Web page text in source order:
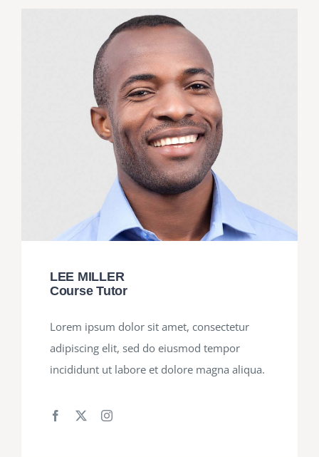
LEE MILLER
Course Tutor
Lorem ipsum dolor sit amet, consectetur
adipiscing elit, sed do eiusmod tempor
incididunt ut labore et dolore magna aliqua.